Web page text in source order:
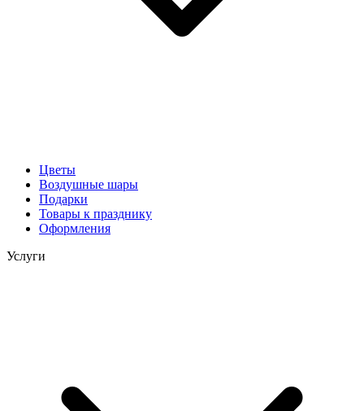
Цветы
Воздушные шары
Подарки
Товары к празднику
Оформления
Услуги